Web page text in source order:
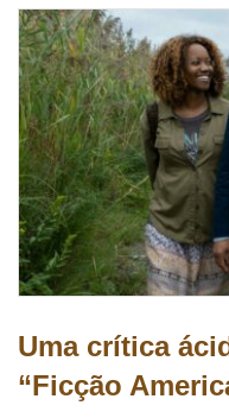
Uma crítica
“Ficção